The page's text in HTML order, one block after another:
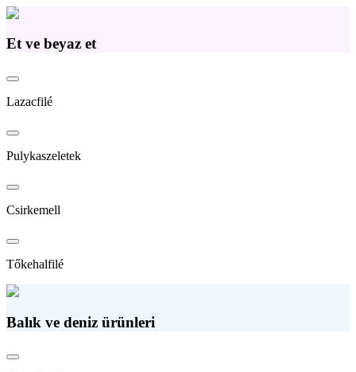
Et ve beyaz et
Lazacfilé
Pulykaszeletek
Csirkemell
Tőkehalfilé
Balık ve deniz ürünleri